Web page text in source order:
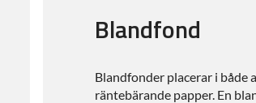
Blandfond
Blandfonder placerar i både
räntebärande papper. En